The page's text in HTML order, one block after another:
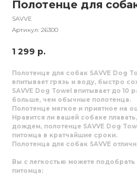
Полотенце для
SAVVE
Артикул: 26300
1 299 р.
Полотенце для собак SAVVE Dog
впитывает грязь и воду, быстро
SAVVE Dog Towel впитывает до 10
больше, чем обычные полотенца.
Полотенце мягкое и приятное на
Нравится ли вашей собаке
дождем, полотенце SAVVE Dog
питомца в кратчайшие сроки.
Полотенца для собак SAVVE
Вы с легкостью можете
питомца: